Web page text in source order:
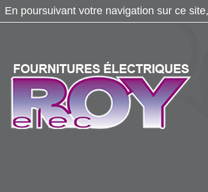
En poursuivant votre navigation sur ce